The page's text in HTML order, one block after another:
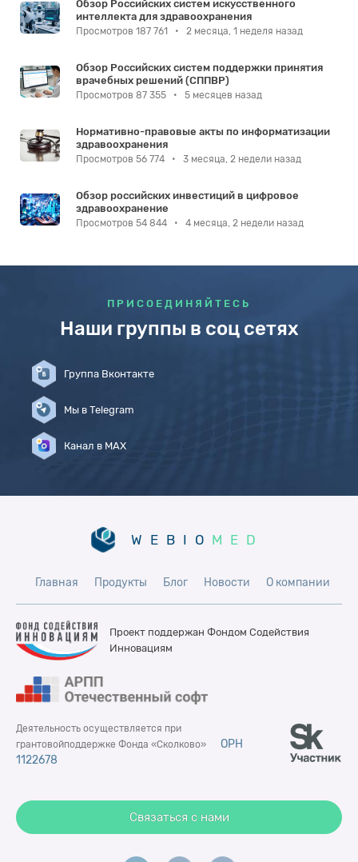
Обзор Российских систем искусственного
интеллекта для здравоохранения
Просмотров 187 761 • 2 месяца, 1 неделя назад
Обзор Российских систем поддержки принятия
врачебных решений (СППВР)
Просмотров 87 355 • 5 месяцев назад
Нормативно-правовые акты по информатизации
здравоохранения
Просмотров 56 774 • 3 месяца, 2 недели назад
Обзор российских инвестиций в цифровое
здравоохранение
Просмотров 54 844 • 4 месяца, 2 недели назад
ПРИСОЕДИНЯЙТЕСЬ
Наши группы в соц сетях
Группа Вконтакте
Мы в Telegram
Канал в MAX
WEBIO MED
Главная Продукты Блог Новости О компании
Проект поддержан Фондом Содействия
Инновациям
Деятельность осуществляется при
грантовойподдержке Фонда «Сколково»
ОРН
1122678
Связаться с нами